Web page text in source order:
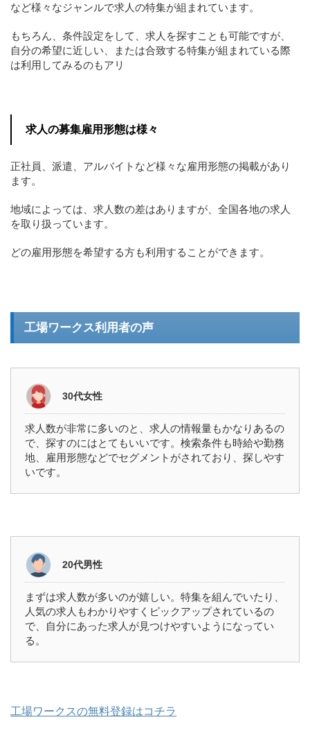
など様々なジャンルで求人の特集が組まれています。
もちろん、条件設定をして、求人を探すことも可能ですが、
自分の希望に近しい、または合致する特集が組まれている際
は利用してみるのもアリ
求人の募集雇用形態は様々
正社員、派遣、アルバイトなど様々な雇用形態の掲載があり
ます。
地域によっては、求人数の差はありますが、全国各地の求人
を取り扱っています。
どの雇用形態を希望する方も利用することができます。
工場ワークス利用者の声
30代女性
求人数が非常に多いのと、求人の情報量もかなりあるの
で、探すのにはとてもいいです。検索条件も時給や勤務
地、雇用形態などでセグメントがされており、探しやす
いです。
20代男性
まずは求人数が多いのが嬉しい。特集を組んでいたり、
人気の求人もわかりやすくピックアップされているの
で、自分にあった求人が見つけやすいようになってい
る。
工場ワークスの無料登録はコチラ